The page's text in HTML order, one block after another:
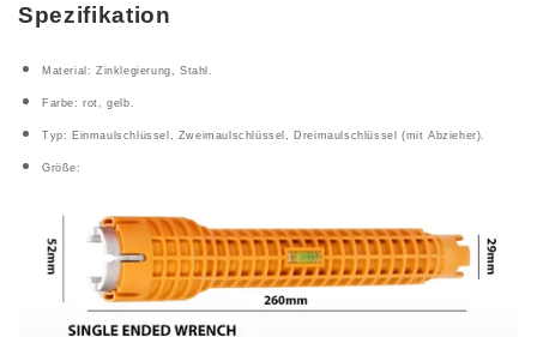
Spezifikation
Material: Zinklegierung, Stahl.
Farbe: rot, gelb.
Typ: Einmaulschlüssel, Zweimaulschlüssel, Dreimaulschlüssel (mit Abzieher).
Größe: